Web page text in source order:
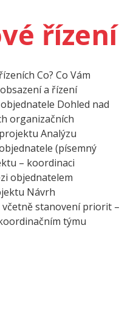
řízení
Co? Co Vám
a řízení
Dohled nad
organizačních
Analýzu
(písemný
– koordinaci
objednatelem
Návrh
stanovení priorit –
týmu